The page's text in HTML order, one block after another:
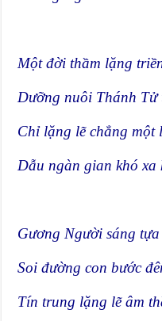
Một đời thầm lặng
Dưỡng nuôi Thánh
Chỉ lặng lẽ chẳng một
Dẫu ngàn gian khó xa
Gương Người sáng
Soi đường con bước
Tín trung lặng lẽ âm